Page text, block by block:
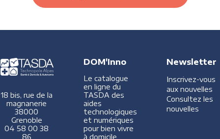
18 bis, rue de la
magnanerie
38000
Grenoble
04 58 00 38
86
DOM'Inno
Le catalogue
en ligne du
TASDA des
aides
technologiques
et numériques
pour bien vivre
à domicile
Newsletter
Inscrivez-vous
aux nouvelles
Consultez les
nouvelles